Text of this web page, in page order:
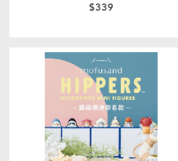
電池
任天堂 Switch
$339